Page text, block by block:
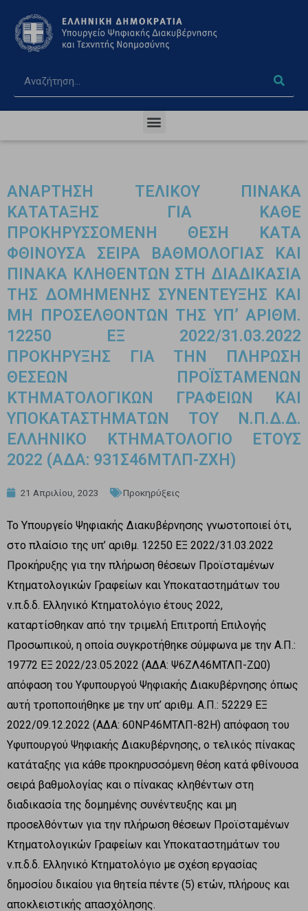
ΑΝΑΡΤΗΣΗ ΤΕΛΙΚΟΥ ΠΙΝΑΚΑ
ΚΑΤΑΤΑΞΗΣ ΓΙΑ ΚΑΘΕ
ΠΡΟΚΗΡΥΣΣΟΜΕΝΗ ΘΕΣΗ ΚΑΤΑ
ΦΘΙΝΟΥΣΑ ΣΕΙΡΑ ΒΑΘΜΟΛΟΓΙΑΣ ΚΑΙ
ΠΙΝΑΚΑ ΚΛΗΘΕΝΤΩΝ ΣΤΗ ΔΙΑΔΙΚΑΣΙΑ
ΤΗΣ ΔΟΜΗΜΕΝΗΣ ΣΥΝΕΝΤΕΥΞΗΣ ΚΑΙ
ΜΗ ΠΡΟΣΕΛΘΟΝΤΩΝ ΤΗΣ ΥΠ’ ΑΡΙΘΜ.
12250 ΕΞ 2022/31.03.2022
ΠΡΟΚΗΡΥΞΗΣ ΓΙΑ ΤΗΝ ΠΛΗΡΩΣΗ
ΘΕΣΕΩΝ ΠΡΟΪΣΤΑΜΕΝΩΝ
ΚΤΗΜΑΤΟΛΟΓΙΚΩΝ ΓΡΑΦΕΙΩΝ ΚΑΙ
ΥΠΟΚΑΤΑΣΤΗΜΑΤΩΝ ΤΟΥ Ν.Π.Δ.Δ.
ΕΛΛΗΝΙΚΟ ΚΤΗΜΑΤΟΛΟΓΙΟ ΕΤΟΥΣ
2022 (ΑΔΑ: 931Σ46ΜΤΛΠ-ΖΧΗ)
21 Απριλίου, 2023 Προκηρύξεις
Το Υπουργείο Ψηφιακής Διακυβέρνησης γνωστοποιεί ότι,
στο πλαίσιο της υπ’ αριθμ. 12250 ΕΞ 2022/31.03.2022
Προκήρυξης για την πλήρωση θέσεων Προϊσταμένων
Κτηματολογικών Γραφείων και Υποκαταστημάτων του
ν.π.δ.δ. Ελληνικό Κτηματολόγιο έτους 2022,
καταρτίσθηκαν από την τριμελή Επιτροπή Επιλογής
Προσωπικού, η οποία συγκροτήθηκε σύμφωνα με την Α.Π.:
19772 ΕΞ 2022/23.05.2022 (ΑΔΑ: Ψ6ΖΛ46ΜΤΛΠ-ΖΩ0)
απόφαση του Υφυπουργού Ψηφιακής Διακυβέρνησης όπως
αυτή τροποποιήθηκε με την υπ’ αριθμ. Α.Π.: 52229 ΕΞ
2022/09.12.2022 (ΑΔΑ: 60ΝΡ46ΜΤΛΠ-82Η) απόφαση του
Υφυπουργού Ψηφιακής Διακυβέρνησης, ο τελικός πίνακας
κατάταξης για κάθε προκηρυσσόμενη θέση κατά φθίνουσα
σειρά βαθμολογίας και ο πίνακας κληθέντων στη
διαδικασία της δομημένης συνέντευξης και μη
προσελθόντων για την πλήρωση θέσεων Προϊσταμένων
Κτηματολογικών Γραφείων και Υποκαταστημάτων του
ν.π.δ.δ. Ελληνικό Κτηματολόγιο με σχέση εργασίας
δημοσίου δικαίου για θητεία πέντε (5) ετών, πλήρους και
αποκλειστικής απασχόλησης.